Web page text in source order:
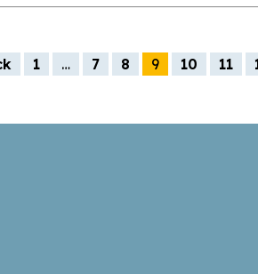
1 … 7 8 9 10 11